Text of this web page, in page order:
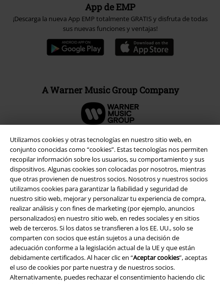
Utilizamos cookies y otras tecnologías en nuestro sitio web, en
conjunto conocidas como “cookies”. Estas tecnologías nos permiten
recopilar información sobre los usuarios, su comportamiento y sus
dispositivos. Algunas cookies son colocadas por nosotros, mientras
que otras provienen de nuestros socios. Nosotros y nuestros socios
utilizamos cookies para garantizar la fiabilidad y seguridad de
nuestro sitio web, mejorar y personalizar tu experiencia de compra,
realizar análisis y con fines de marketing (por ejemplo, anuncios
personalizados) en nuestro sitio web, en redes sociales y en sitios
web de terceros. Si los datos se transfieren a los EE. UU., solo se
comparten con socios que están sujetos a una decisión de
adecuación conforme a la legislación actual de la UE y que están
debidamente certificados. Al hacer clic en “Aceptar cookies”, aceptas
el uso de cookies por parte nuestra y de nuestros socios.
Alternativamente, puedes rechazar el consentimiento haciendo clic
App de EMP
¡Descarga la nueva App EMP totalmente GRATIS y disfruta de todas
sus nuevas funciones y ventajas!
A Warner Music Group Company
Seguridad